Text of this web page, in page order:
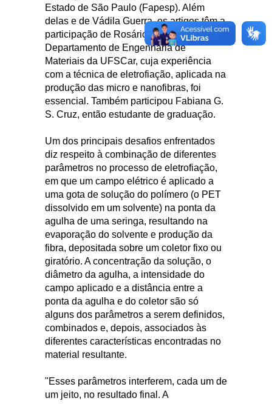
Estado de São Paulo (Fapesp). Além
delas e de Vádila Guerra, os artigos têm a
participação de Rosário Bretas, do
Departamento de Engenharia de
Materiais da UFSCar, cuja experiência
com a técnica de eletrofiação, aplicada na
produção das micro e nanofibras, foi
essencial. Também participou Fabiana G.
S. Cruz, então estudante de graduação.
Um dos principais desafios enfrentados
diz respeito à combinação de diferentes
parâmetros no processo de eletrofiação,
em que um campo elétrico é aplicado a
uma gota de solução do polímero (o PET
dissolvido em um solvente) na ponta da
agulha de uma seringa, resultando na
evaporação do solvente e produção da
fibra, depositada sobre um coletor fixo ou
giratório. A concentração da solução, o
diâmetro da agulha, a intensidade do
campo aplicado e a distância entre a
ponta da agulha e do coletor são só
alguns dos parâmetros a serem definidos,
combinados e, depois, associados às
diferentes características encontradas no
material resultante.
"Esses parâmetros interferem, cada um de
um jeito, no resultado final. A